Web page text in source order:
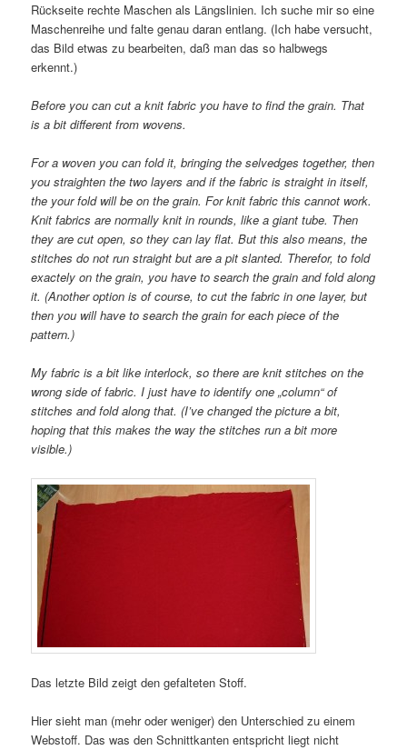
Rückseite rechte Maschen als Längslinien. Ich suche mir so eine
Maschenreihe und falte genau daran entlang. (Ich habe versucht,
das Bild etwas zu bearbeiten, daß man das so halbwegs
erkennt.)
Before you can cut a knit fabric you have to find the grain. That
is a bit different from wovens.
For a woven you can fold it, bringing the selvedges together, then
you straighten the two layers and if the fabric is straight in itself,
the your fold will be on the grain. For knit fabric this cannot work.
Knit fabrics are normally knit in rounds, like a giant tube. Then
they are cut open, so they can lay flat. But this also means, the
stitches do not run straight but are a pit slanted. Therefor, to fold
exactely on the grain, you have to search the grain and fold along
it. (Another option is of course, to cut the fabric in one layer, but
then you will have to search the grain for each piece of the
pattern.)
My fabric is a bit like interlock, so there are knit stitches on the
wrong side of fabric. I just have to identify one „column“ of
stitches and fold along that. (I’ve changed the picture a bit,
hoping that this makes the way the stitches run a bit more
visible.)
Das letzte Bild zeigt den gefalteten Stoff.
Hier sieht man (mehr oder weniger) den Unterschied zu einem
Webstoff. Das was den Schnittkanten entspricht liegt nicht